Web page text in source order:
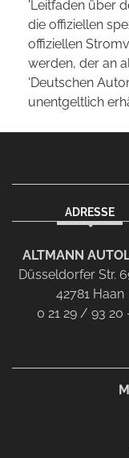
'Leitfaden über
die offiziellen
offiziellen
werden, der an
'Deutschen
unentgeltlich
ADRESSE
ALTMANN
Düsseldorfer Str.
42781 Haan
0 21 29 / 93 20